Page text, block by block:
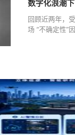
数字化浪潮
回顾近两年，
场 “不确定性”